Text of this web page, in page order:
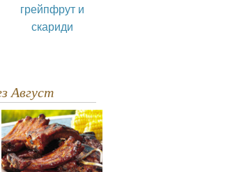
грейпфрут и
скариди
Август